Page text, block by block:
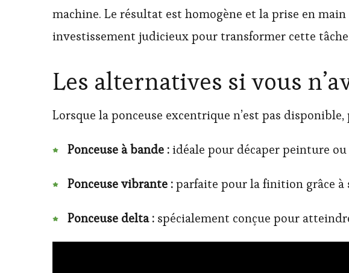
machine. Le résultat est homogène et la prise en
investissement judicieux pour transformer cette
Les alternatives si vous
Lorsque la ponceuse excentrique n’est pas
Ponceuse à bande :idéale pour décaper peinture
Ponceuse vibrante :parfaite pour la finition grâce à
Ponceuse delta : spécialement conçue pour